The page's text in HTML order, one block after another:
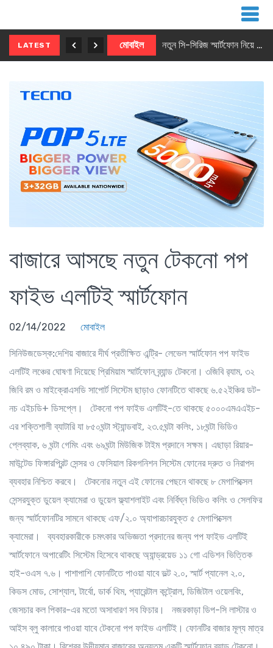
LATEST মোবাইল নতুন সি-সিরিজ স্মার্টফোন নিয়ে আসছে রিয়েলমি
বাজারে আসছে নতুন টেকনো পপ
ফাইভ এলটিই স্মার্টফোন
02/14/2022 মোবাইল
সিনিউজডেস্ক:দেশিয় বাজারে দীর্ঘ প্রতীক্ষিত এন্ট্রি- লেভেল স্মার্টফোন পপ ফাইভ
এলটিই লঞ্চের ঘোষণা দিয়েছে প্রিমিয়াম স্মার্টফোন ব্র্যান্ড টেকনো। ৩জিবি র‍্যাম, ৩২
জিবি রম ও মাইক্রোএসডি সাপোর্ট সিস্টেম ছাড়াও ফোনটিতে থাকছে ৬.৫২ইঞ্চির ডট-
নচ এইচডি+ ডিসপ্লে। টেকনো পপ ফাইভ এলটিই-তে থাকছে ৫০০০এমএএইচ-
এর শক্তিশালী ব্যাটারি যা ৮৫০ঘন্টা স্ট্যান্ডবাই, ২৩.৫ঘন্টা কলিং, ১৮ঘন্টা ভিডিও
প্লেব্যাক, ৬ ঘন্টা গেমিং এবং ৬৯ঘন্টা মিউজিক টাইম প্রদানে সক্ষম। এছাড়া রিয়ার-
মাউন্টেড ফিঙ্গারপ্রিন্ট সেন্সর ও ফেসিয়াল রিকগনিশন সিস্টেম ফোনের দ্রুত ও নিরাপদ
ব্যবহার নিশ্চিত করবে। টেকনোর নতুন এই ফোনের পেছনে থাকছে ৮ মেগাপিক্সেল
সেন্সরযুক্ত ডুয়েল ক্যামেরা ও ডুয়েল ফ্ল্যাশলাইট এবং নির্বিঘ্ন ভিডিও কলিং ও সেলফির
জন্য স্মার্টফোনটির সামনে থাকছে এফ/২.০ অ্যাপারচারযুক্ত ৫ মেগাপিক্সেল
ক্যামেরা। ব্যবহারকারীকে চমৎকার অভিজ্ঞতা প্রদানের জন্য পপ ফাইভ এলটিই
স্মার্টফোনে অপারেটিং সিস্টেম হিসেবে থাকছে অ্যান্ড্রয়েড ১১ গো এডিশন ভিত্তিক
হাই-ওএস ৭.৬। পাশাপাশি ফোনটিতে পাওয়া যাবে ভল্ট ২.০, স্মার্ট প্যানেল ২.০,
কিডস মোড, সোশ্যাল, টার্বো, ডার্ক থিম, প্যারেন্টাল কন্ট্রোল, ডিজিটাল ওয়েলবিং,
জেসচার কল পিকার-এর মতো অসাধারণ সব ফিচার। নজরকাড়া ডিপ-সি লাস্টার ও
আইস ব্লু কালারে পাওয়া যাবে টেকনো পপ ফাইভ এলটিই। ফোনটির বাজার মূল্য মাত্র